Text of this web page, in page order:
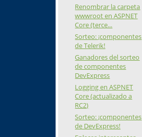
Renombrar la carpeta
wwwroot en ASPNET
Core (terce...
Sorteo: ¡componentes
de Telerik!
Ganadores del sorteo
de componentes
DevExpress
Logging en ASPNET
Core (actualizado a
RC2)
Sorteo: ¡componentes
de DevExpress!